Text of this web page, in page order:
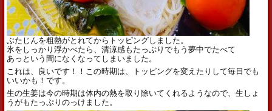
ぶたじんを粗熱がとれてからトッピングしました。
氷をしっかり浮かべたら、清涼感もたっぷりでもう夢中でたべて
あっという間になくなってしまいました。
これは、良いです！！この時期は、トッピングを変えたりして毎日でも
いいかも！です。
生の生姜は今の時期は体内の熱を取り除いてくれるようなので、生しょ
うがもたっぷりのっけました。